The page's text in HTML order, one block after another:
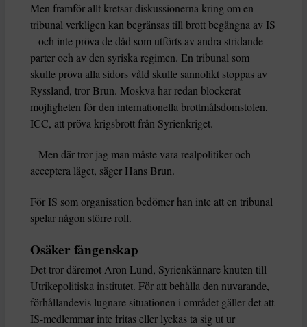
Men framför allt kretsar diskussionerna kring om en
tribunal verkligen kan begränsas till brott begångna av IS
– och inte pröva de dåd som utförts av andra stridande
parter och av den syriska regimen. En tribunal som
skulle pröva alla sidors våld skulle sannolikt stoppas av
Ryssland, tror Brun. Moskva har redan blockerat
möjligheten för den internationella brottmålsdomstolen,
ICC, att pröva krigsbrott från Syrienkriget.
– Men där tror jag man måste vara realpolitiker och
acceptera läget, säger Hans Brun.
För IS som organisation bedömer han inte att en tribunal
spelar någon större roll.
Osäker fångenskap
Det tror däremot Aron Lund, Syrienkännare knuten till
Utrikepolitiska institutet. För att behålla den nuvarande,
förhållandevis lugnare situationen i området gäller det att
IS-medlemmar inte fritas eller lyckas ta sig ut ur